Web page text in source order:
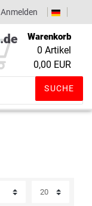
(0)
Anmelden
.de
SUCHE
Warenkorb
0 Artikel
0,00 EUR